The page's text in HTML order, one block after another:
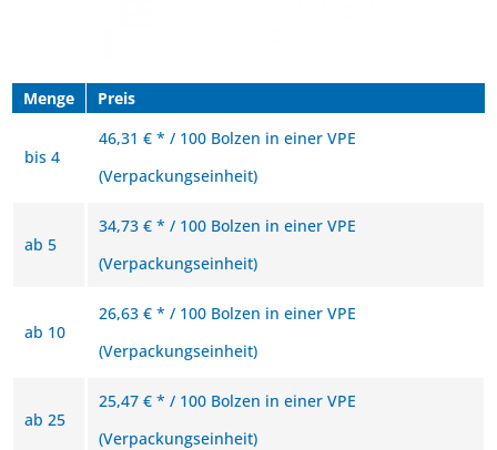
Menge Preis
bis 4
46,31 € * / 100 Bolzen in einer VPE
(Verpackungseinheit)
ab 5
34,73 € * / 100 Bolzen in einer VPE
(Verpackungseinheit)
ab 10
26,63 € * / 100 Bolzen in einer VPE
(Verpackungseinheit)
ab 25
25,47 € * / 100 Bolzen in einer VPE
(Verpackungseinheit)